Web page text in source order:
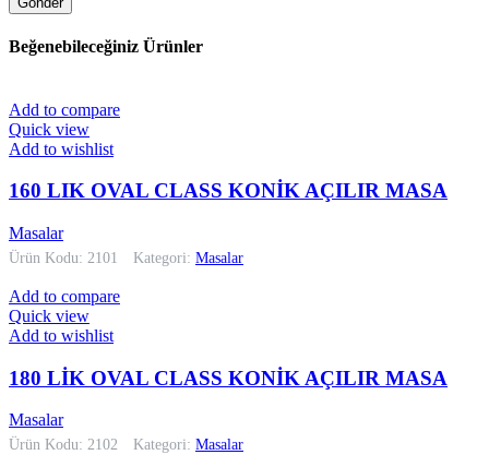
Beğenebileceğiniz Ürünler
Add to compare
Quick view
Add to wishlist
160 LIK OVAL CLASS KONİK AÇILIR MASA
Masalar
Ürün Kodu: 2101 Kategori: Masalar
Add to compare
Quick view
Add to wishlist
180 LİK OVAL CLASS KONİK AÇILIR MASA
Masalar
Ürün Kodu: 2102 Kategori: Masalar